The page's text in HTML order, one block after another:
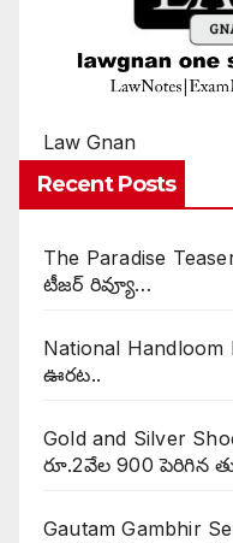
Law Gnan
Recent Posts
The Paradise
టీజర్ రివ్యూ…
National
ఊరట..
Gold and Silver
రూ.2వేల 900 పెరిగిన
Gautam Gambhir